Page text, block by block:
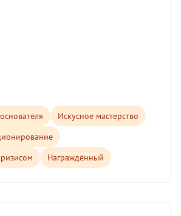
Искусное мастерство
Награждённый